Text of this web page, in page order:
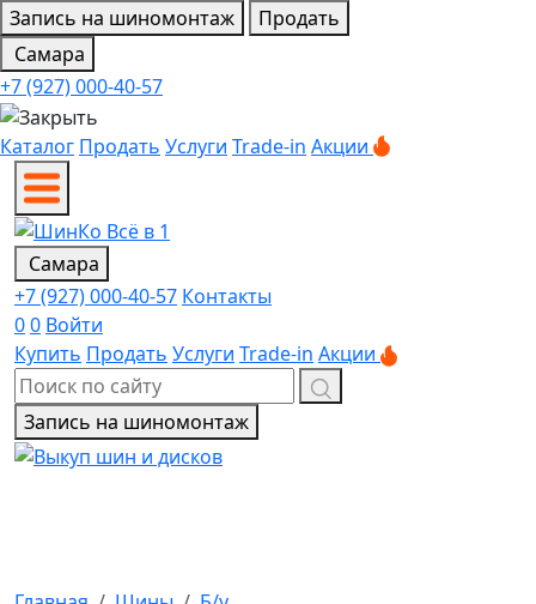
Запись на шиномонтаж
Продать
Самара
+7 (927) 000-40-57
Каталог Продать Услуги Trade-in Акции
Самара
+7 (927) 000-40-57 Контакты
00 Войти
Купить Продать Услуги Trade-in Акции
Запись на шиномонтаж